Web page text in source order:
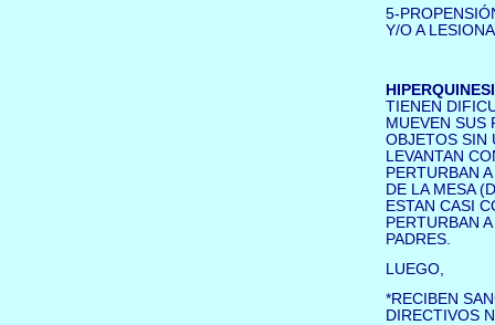
5-
Y/O A
TIENEN
MUEVEN SUS
OBJETOS SIN
LEVANTAN
PERTURBAN
DE LA MESA
ESTAN CASI
PERTURBAN
PADRES.
LUEGO,
*RECIBEN
DIRECTIVOS